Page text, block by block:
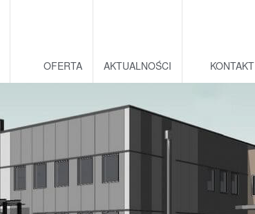
OFERTA AKTUALNOŚCI KONTAKT